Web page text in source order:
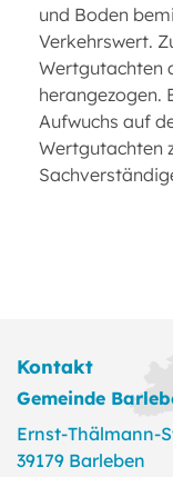
und Boden
Verkehrswert.
Wertgutachten
herangezogen.
Aufwuchs auf
Wertgutachten
Kontakt
Gemeinde
Ernst-Thälmann-
39179 Barleben